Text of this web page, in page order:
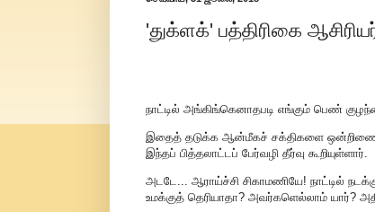
'துக்ளக்' பத்திரிகை
நாட்டில் அங்கிங்கெனாதபடி எங்கும் பெண்
இதைத் தடுக்க ஆன்மீகச் சக்திகளை
இந்தப் பித்தலாட்டப் பேர்வழி தீர்வு கூறியுள்ளார்.
அடடே... ஆராய்ச்சி சிகாமணியே! நாட்டில்
உமக்குத் தெரியாதா? அவர்களெல்லாம் யார்?